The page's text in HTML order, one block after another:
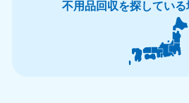
不用品回収を探してい
北海道・東北